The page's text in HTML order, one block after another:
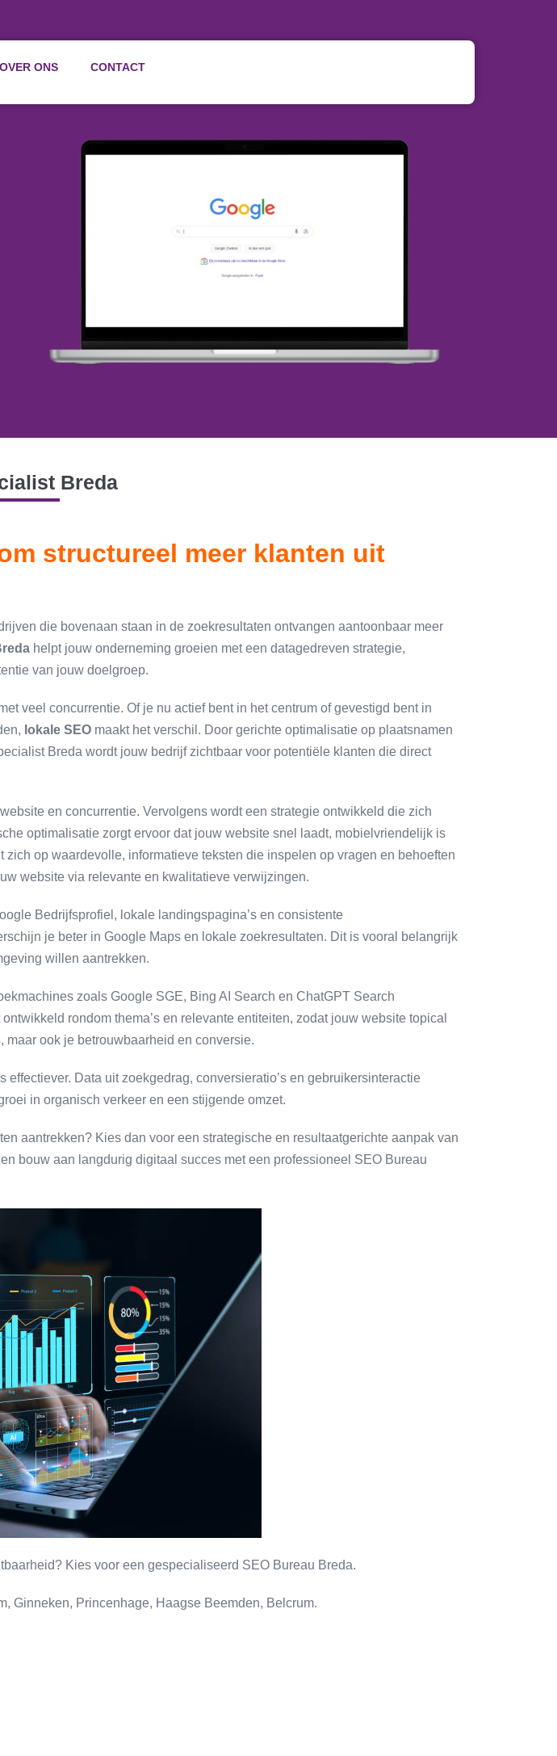
OVER ONS CONTACT
Breda
structureel meer klanten uit
die bovenaan staan in de zoekresultaten ontvangen aantoonbaar meer
helpt jouw onderneming groeien met een datagedreven strategie,
van jouw doelgroep.
veel concurrentie. Of je nu actief bent in het centrum of gevestigd bent in
lokale SEO maakt het verschil. Door gerichte optimalisatie op plaatsnamen
Breda wordt jouw bedrijf zichtbaar voor potentiële klanten die direct
en concurrentie. Vervolgens wordt een strategie ontwikkeld die zich
optimalisatie zorgt ervoor dat jouw website snel laadt, mobielvriendelijk is
op waardevolle, informatieve teksten die inspelen op vragen en behoeften
website via relevante en kwalitatieve verwijzingen.
Bedrijfsprofiel, lokale landingspagina’s en consistente
je beter in Google Maps en lokale zoekresultaten. Dit is vooral belangrijk
willen aantrekken.
zoals Google SGE, Bing AI Search en ChatGPT Search
rondom thema’s en relevante entiteiten, zodat jouw website topical
ook je betrouwbaarheid en conversie.
Data uit zoekgedrag, conversieratio’s en gebruikersinteractie
in organisch verkeer en een stijgende omzet.
aantrekken? Kies dan voor een strategische en resultaatgerichte aanpak van
bouw aan langdurig digitaal succes met een professioneel SEO Bureau
Kies voor een gespecialiseerd SEO Bureau Breda.
Ginneken, Princenhage, Haagse Beemden, Belcrum.